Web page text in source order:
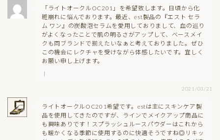
「ライトオークルOC201」を希望致します。日頃から化
粧崩れに悩んでおります。最近、est製品の『エスト セラ
ム ワン』の炭酸泡セラムを愛用しておりまして、血の巡り
がよくなったことで肌の明るさがアップして、ベースメイ
クも同ブランドで揃えたいなぁと考えておりました。ぜひ
この機会にレクチャを受けながら体感したいです。宜しく
お願い申し上げます。
2021/03/21
ライトオークルOC201希望です。estは主にスキンケア製
品を使用してきたのですが、ラインでメイクアップ商品に
も興味ありです！スプラッシュルースパウダーはこれから
も暖かくなる季節に使用するのに快適そうですね◎リキッ